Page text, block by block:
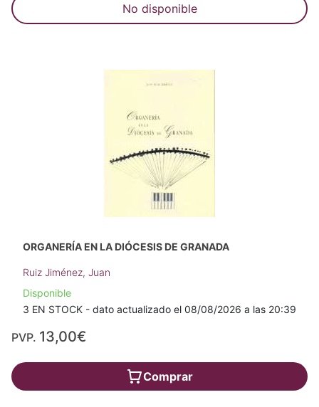
No disponible
ORGANERÍA EN LA DIÓCESIS DE GRANADA
Ruiz Jiménez, Juan
Disponible
3 EN STOCK - dato actualizado el 08/08/2026 a las 20:39
PVP. 13,00€
Comprar